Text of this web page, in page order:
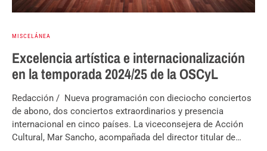
MISCELÁNEA
Excelencia artística e internacionalización
en la temporada 2024/25 de la OSCyL
Redacción / Nueva programación con dieciocho conciertos
de abono, dos conciertos extraordinarios y presencia
internacional en cinco países. La viceconsejera de Acción
Cultural, Mar Sancho, acompañada del director titular de…